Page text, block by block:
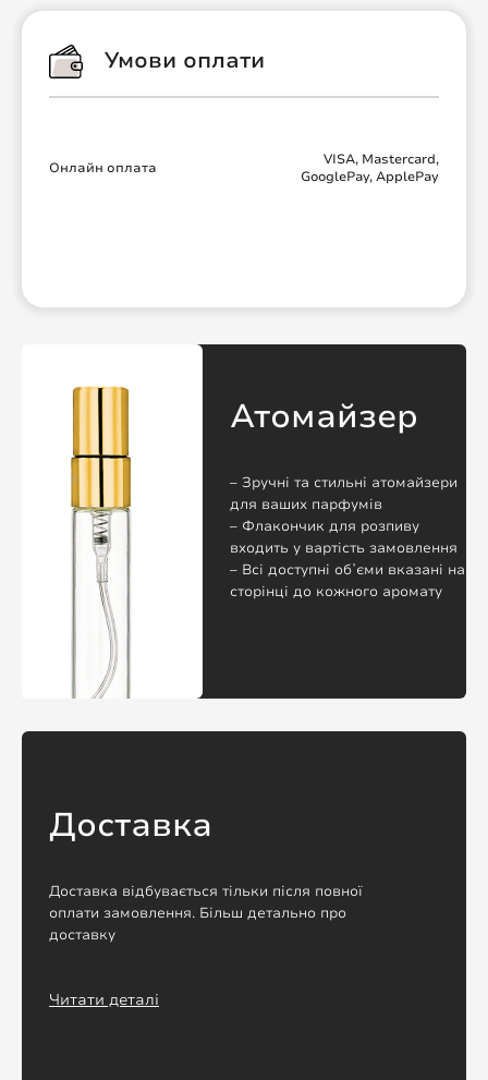
Умови оплати
Онлайн оплата
VISA, Mastercard,
GooglePay, ApplePay
Атомайзер
– Зручні та стильні атомайзери
для ваших парфумів
– Флакончик для розпиву
входить у вартість замовлення
– Всі доступні обʼєми вказані на
сторінці до кожного аромату
Доставка
Доставка відбувається тільки після повної
оплати замовлення. Більш детально про
доставку
Читати деталі